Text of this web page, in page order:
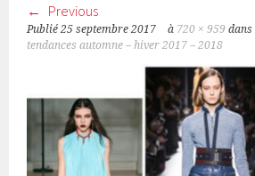
Previous
Publié25 septembre 2017 à 720 × 959 dans
tendances automne – hiver 2017 – 2018